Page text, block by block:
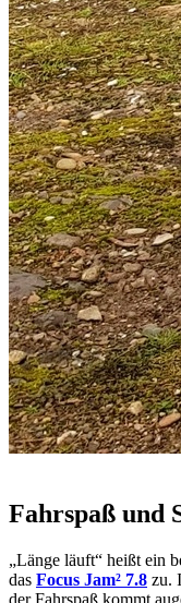
Fahrspaß und
„Länge läuft“ heißt ein
das Focus Jam² 7.8 zu.